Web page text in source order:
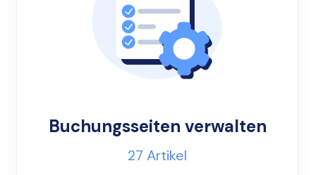
Buchungsseiten verwalten
27 Artikel